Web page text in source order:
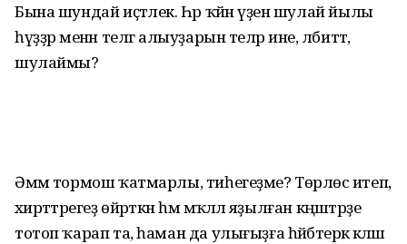
Бына шундай иҫтәлек. Һәр ҡәйнә үҙен шулай йылы
һүҙҙәр менән телгә алыуҙарын теләр ине, әлбиттә,
шулаймы?
Әммә тормош ҡатмарлы, тиһегеҙ­ме? Төрлөсә итеп,
әхирәттәрегеҙ өйрәткән һәм мәҡәләлә яҙылған кәңәш­тәрҙе
тотоп ҡарап та, һаман да улығыҙға һәйбәтерәк кәләш